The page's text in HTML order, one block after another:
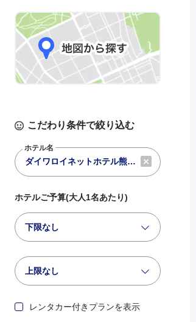
こだわり条件で絞り込む
ホテル名
ホテルご予算(大人1名あたり)
下限なし
上限なし
レンタカー付きプランを表示